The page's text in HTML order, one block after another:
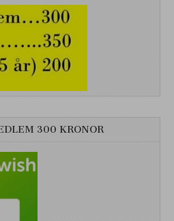
300 KRONOR